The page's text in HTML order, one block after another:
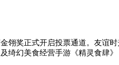
翎奖正式开启投票通道。友谊
绮幻美食经营手游《精灵食肆